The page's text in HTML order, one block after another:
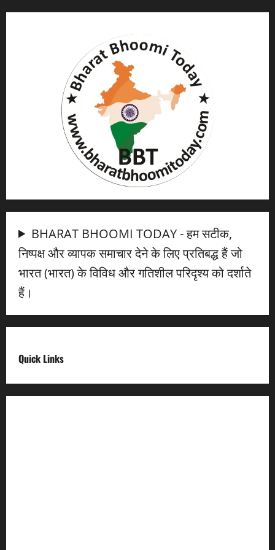
BHARAT BHOOMI TODAY - हम सटीक,
निष्पक्ष और व्यापक समाचार देने के लिए प्रतिबद्ध हैं जो
भारत (भारत) के विविध और गतिशील परिदृश्य को दर्शाते
हैं।
Quick Links